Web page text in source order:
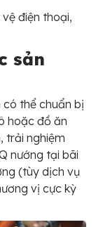
vệ điện thoại,
sản
có thể chuẩn bị
hoặc đồ ăn
trải nghiệm
nướng tại bãi
(tùy dịch vụ
vị cực kỳ